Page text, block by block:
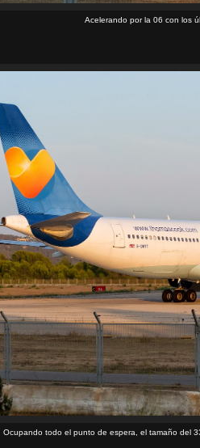
Acelerando por la 06 con los
Ocupando todo el punto de espera, el tamaño del